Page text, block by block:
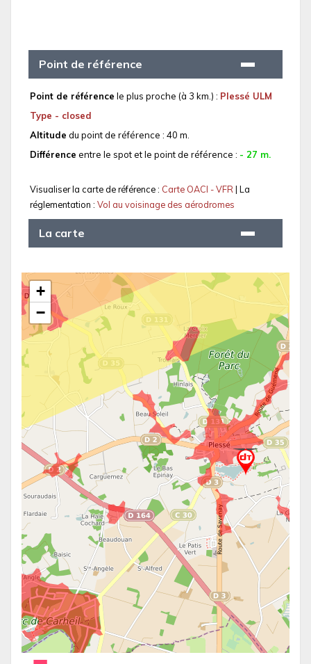
Point de référence
Point de référence le plus proche (à 3 km.) : Plessé ULM
Type - closed
Altitude du point de référence : 40 m.
Différence entre le spot et le point de référence : - 27 m.
Visualiser la carte de référence : Carte OACI - VFR| La
réglementation : Vol au voisinage des aérodromes
La carte